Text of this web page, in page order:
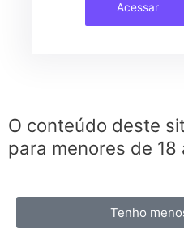
Acessar
O conteúdo deste
para menores de 18
Tenho